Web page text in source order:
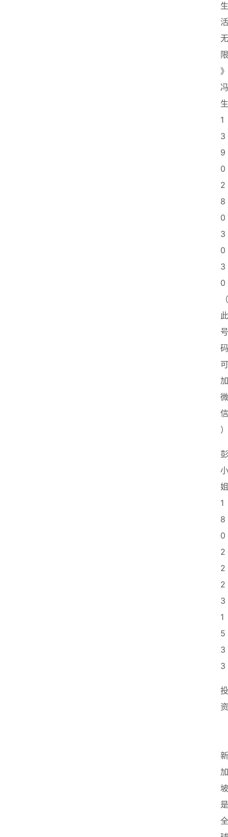
生
活
无
限
》
冯
生
1
3
9
0
2
8
0
3
0
3
0
（
此
号
码
可
加
微
信
）
彭
小
姐
1
8
0
2
2
2
3
1
5
3
3
投
资
新
加
坡
是
全